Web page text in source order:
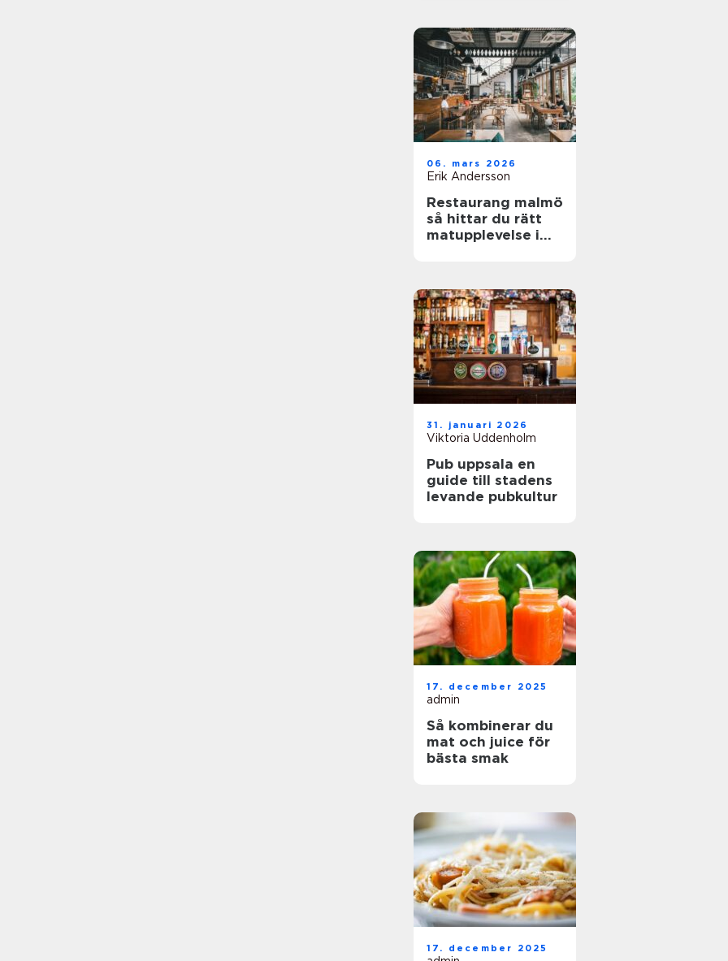
06. mars 2026
Erik Andersson
Restaurang malmö
så hittar du rätt
matupplevelse i
31. januari 2026
Viktoria Uddenholm
Pub uppsala en
guide till stadens
levande pubkultur
17. december 2025
admin
Så kombinerar du
mat och juice för
bästa smak
17. december 2025